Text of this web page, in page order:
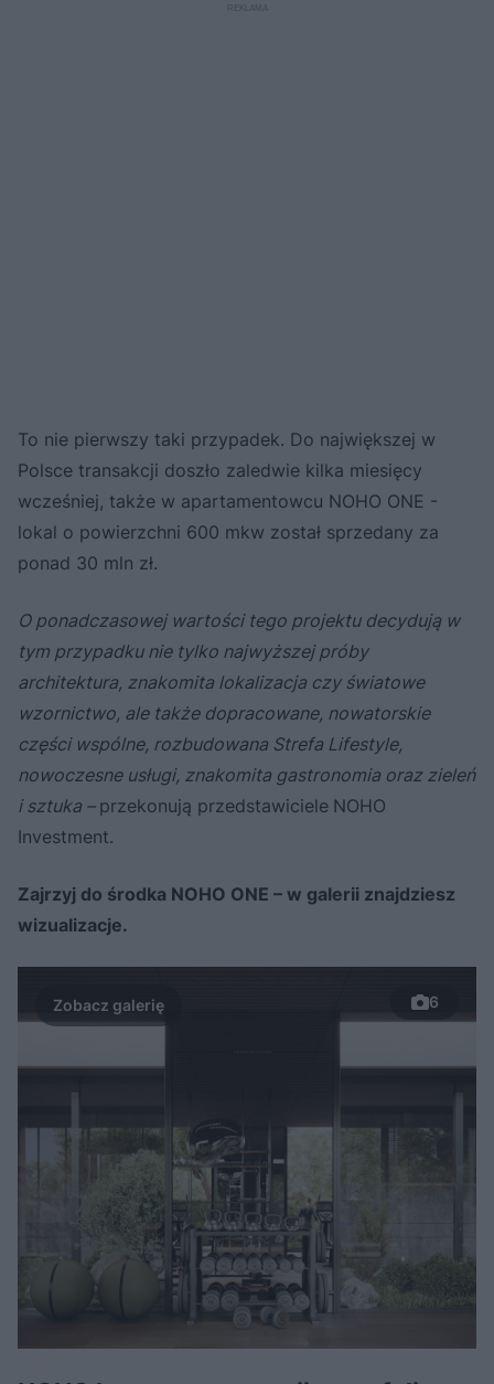
To nie pierwszy taki przypadek. Do największej w
Polsce transakcji doszło zaledwie kilka miesięcy
wcześniej, także w apartamentowcu NOHO ONE -
lokal o powierzchni 600 mkw został sprzedany za
ponad 30 mln zł.
O ponadczasowej wartości tego projektu decydują w
tym przypadku nie tylko najwyższej próby
architektura, znakomita lokalizacja czy światowe
wzornictwo, ale także dopracowane, nowatorskie
części wspólne, rozbudowana Strefa Lifestyle,
nowoczesne usługi, znakomita gastronomia oraz zieleń
i sztuka – przekonują przedstawiciele NOHO
Investment.
Zajrzyj do środka NOHO ONE – w galerii znajdziesz
wizualizacje.
6